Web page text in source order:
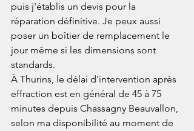
puis j'établis un devis pour la
réparation définitive. Je peux aussi
poser un boîtier de remplacement le
jour même si les dimensions sont
standards.
À Thurins, le délai d'intervention après
effraction est en général de 45 à 75
minutes depuis Chassagny Beauvallon,
selon ma disponibilité au moment de